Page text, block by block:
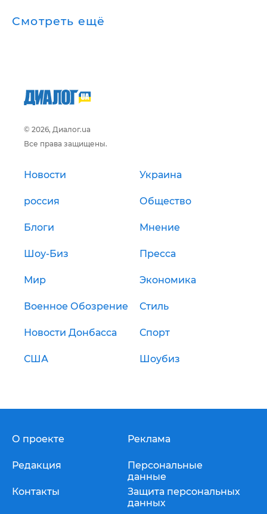
Смотреть ещё
© 2026, Диалог.ua
Все права защищены.
Новости Украина
россия Общество
Блоги Мнение
Шоу-Биз Пресса
Мир Экономика
Военное Обозрение Стиль
Новости Донбасса Спорт
США Шоубиз
О проекте
Редакция
Контакты
Реклама
Персональные
данные
Защита персональных
данных